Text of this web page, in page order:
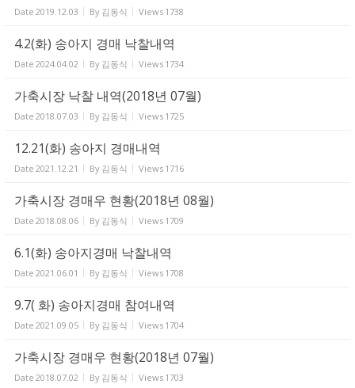
Date 2019.12.03 By 김동식 Views 1738
4.2(화) 송아지 경매 낙찰내역
Date 2024.04.02 By 김동식 Views 1734
가축시장 낙찰 내역(2018년 07월)
Date 2018.07.03 By 김동식 Views 1725
12.21(화) 송아지 경매내역
Date 2021.12.21 By 김동식 Views 1716
가축시장 경매우 현황(2018년 08월)
Date 2018.08.06 By 김동식 Views 1709
6.1(화) 송아지경매 낙찰내역
Date 2021.06.01 By 김동식 Views 1708
9.7( 화) 송아지경매 참여내역
Date 2021.09.05 By 김동식 Views 1704
가축시장 경매우 현황(2018년 07월)
Date 2018.07.02 By 김동식 Views 1703